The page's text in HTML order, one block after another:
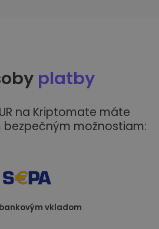
platby
na Kriptomate máte
bezpečným možnostiam:
vkladom